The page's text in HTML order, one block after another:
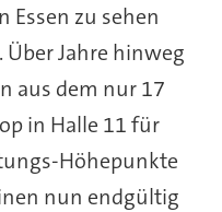
Essen zu sehen
Jahre hinweg
aus dem nur 17
in Halle 11 für
Höhepunkte
nun endgültig